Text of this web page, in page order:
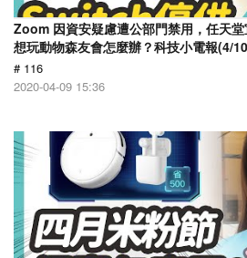
Zoom 因資安疑慮遭公部門禁用，任天
想玩動物森友會怎麼辦？科技小電報(4/
# 116
2020-04-09 15:36